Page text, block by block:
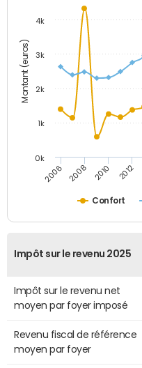
Montant (euros)
Confort
2006 2008 2010 2012
0k
1k
2k
3k
4k
Impôt sur le revenu 2025
Impôt sur le revenu net
moyen par foyer imposé
Revenu fiscal de référence
moyen par foyer